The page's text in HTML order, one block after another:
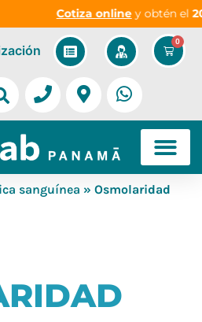
Cotiza onliney obtén el
0
sanguínea » Osmolaridad